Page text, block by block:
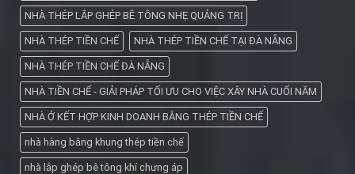
NHÀ THÉP LẮP GHÉP BÊ TÔNG NHẸ QUẢNG TRỊ
NHÀ THÉP TIỀN CHẾ NHÀ THÉP TIỀN CHẾ TẠI ĐÀ NẴNG
NHÀ THÉP TIỀN CHẾ ĐÀ NẴNG
NHÀ TIỀN CHẾ - GIẢI PHÁP TỐI ƯU CHO VIỆC XÂY NHÀ CUỐI NĂM
NHÀ Ở KẾT HỢP KINH DOANH BẰNG THÉP TIỀN CHẾ
nhà hàng bằng khung thép tiền chế
nhà lắp ghép bê tông khí chưng áp